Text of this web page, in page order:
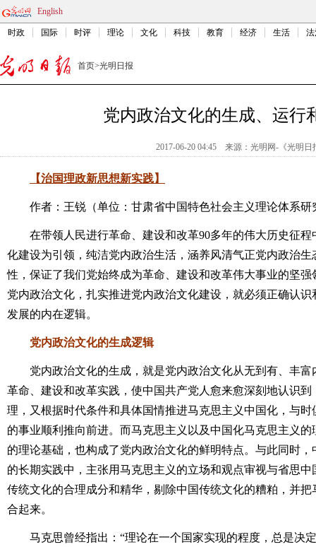
English
时政 国际 时评 理论 文化 科技 教育 经济 生活
首页>光明日报
党内政治文化的生成、运行
2017-06-20 04:45 来源： 光明网-《光明日
【治国理政新思想新实践】
作者：王锐（单位：甘肃省中国特色社会主义理论体系研
在带领人民进行革命、建设和改革90多年的伟大历史征程
化建设为引领，纯洁党内政治生活，涵养风清气正党内政治
性，保证了我们党始终成为革命、建设和改革伟大事业的坚
党内政治文化，扎实推进党内政治文化建设，就必须正确认
发展的内在逻辑。
党内政治文化的生成逻辑
党内政治文化的生成，就是党内政治文化从无到有、丰富
革命、建设和改革实践，使中国共产党人愈来愈深刻地认识
理，又根据时代条件和具体国情推进马克思主义中国化，与
的事业顺利推向前进。而马克思主义以及中国化马克思主义
的理论基础，也构成了党内政治文化的鲜明特点。与此同时
的长期实践中，主张用马克思主义的立场和观点审视与省思
传统文化的合理成分和精华，剔除中国传统文化的糟粕，并
合起来。
马克思曾经指出：“理论在一个国家实现的程度，总是决